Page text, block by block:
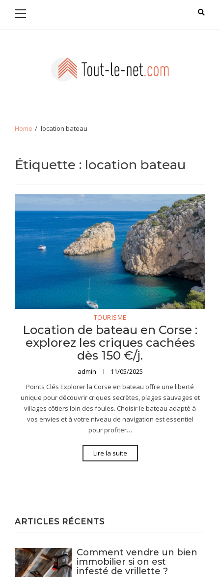
Home location bateau
Étiquette : location bateau
TOURISME
Location de bateau en Corse :
explorez les criques cachées
dès 150 €/j.
admin
11/05/2025
Points Clés Explorer la Corse en bateau offre une liberté
unique pour découvrir criques secrètes, plages sauvages et
villages côtiers loin des foules. Choisir le bateau adapté à
vos envies et à votre niveau de navigation est essentiel
pour profiter…
Lire la suite
ARTICLES RÉCENTS
Comment vendre un bien
immobilier si on est
infesté de vrillette ?